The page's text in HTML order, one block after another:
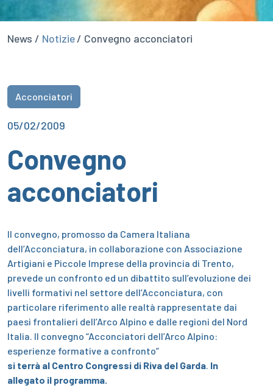
News / Notizie/ Convegno acconciatori
Acconciatori
05/02/2009
Convegno
acconciatori
Il convegno, promosso da Camera Italiana
dell’Acconciatura, in collaborazione con Associazione
Artigiani e Piccole Imprese della provincia di Trento,
prevede un confronto ed un dibattito sull’evoluzione dei
livelli formativi nel settore dell’Acconciatura, con
particolare riferimento alle realtà rappresentate dai
paesi frontalieri dell’Arco Alpino e dalle regioni del Nord
Italia. Il convegno “Acconciatori dell’Arco Alpino:
esperienze formative a confronto”
si terrà al Centro Congressi di Riva del Garda. In
allegato il programma.